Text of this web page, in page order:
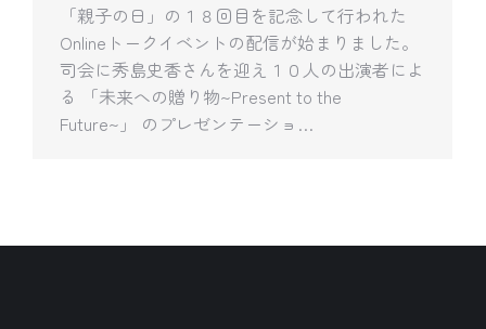
「親子の日」の１８回目を記念して行われた
Onlineトークイベントの配信が始まりました。
司会に秀島史香さんを迎え１０人の出演者によ
る 「未来への贈り物~Present to the
Future~」 のプレゼンテーショ…